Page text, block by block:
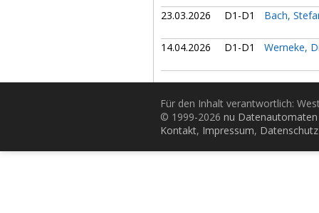
23.03.2026 D1-D1 Bach,
14.04.2026 D1-D1 Werneke,
Für den Inhalt verantwortlich:
© 1999-2026 nu
Kontakt, Impressum, Datenschutz